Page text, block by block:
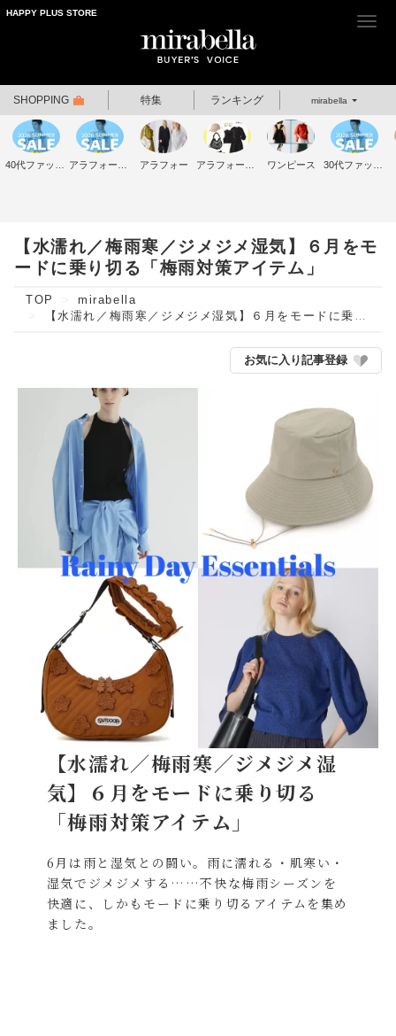
HAPPY PLUS STORE
SHOPPING 特集 ランキング mirabella
アラフォー ワンピース
【水濡れ／梅雨寒／ジメジメ湿気】６月をモ
ードに乗り切る「梅雨対策アイテム」
TOP
mirabella
【水濡れ／梅雨寒／ジメジメ湿気】６月をモードに乗り切る「梅雨対策アイテム」
お気に入り記事登録
【水濡れ／梅雨寒／ジメジメ湿
気】６月をモードに乗り切る
「梅雨対策アイテム」
6月は雨と湿気との闘い。雨に濡れる・肌寒い・
湿気でジメジメする……不快な梅雨シーズンを
快適に、しかもモードに乗り切るアイテムを集め
ました。